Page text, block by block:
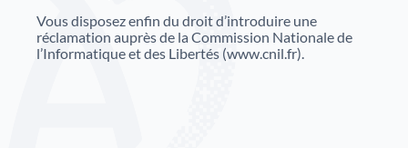
Vous disposez enfin du droit d’introduire une
réclamation auprès de la Commission Nationale de
l’Informatique et des Libertés (www.cnil.fr).